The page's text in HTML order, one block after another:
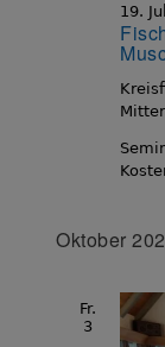
19.
Oktober
Fr.
3